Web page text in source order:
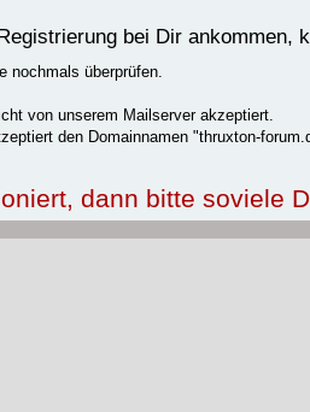
bei Dir ankommen,
nochmals überprüfen.
von unserem Mailserver akzeptiert.
den Domainnamen "thruxton-
dann bitte soviele